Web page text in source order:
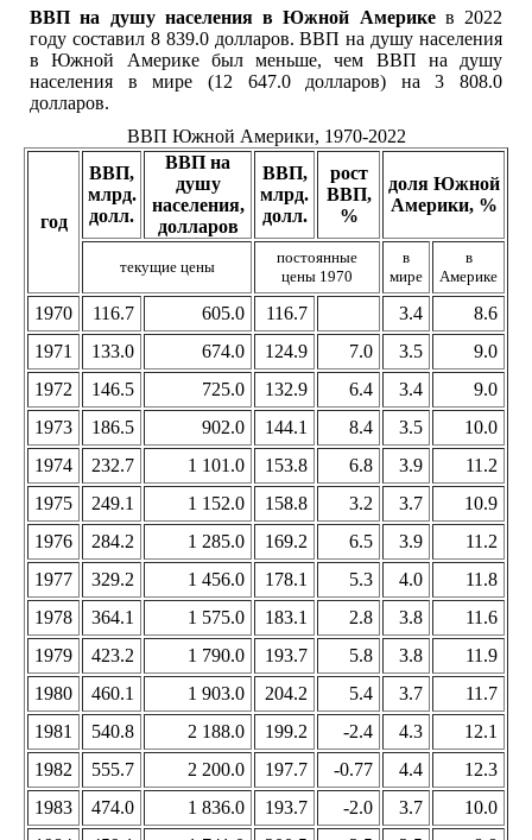
ВВП на душу населения в Южной Америкев 2022
году составил 8 839.0 долларов. ВВП на душу населения
в Южной Америке был меньше, чем ВВП на душу
населения в мире (12 647.0 долларов) на 3 808.0
долларов.
ВВП Южной Америки, 1970-2022
год
ВВП,
млрд.
долл.
ВВП на
душу
населения,
долларов
ВВП,
млрд.
долл.
рост
ВВП,
%
доля Южной
Америки, %
текущие цены
постоянные
цены 1970
в
мире
в
Америке
1970 116.7 605.0 116.7 3.4
8.6
1971
133.0 674.0 124.9 7.0 3.5
9.0
1972
146.5 725.0 132.9 6.4 3.4
9.0
1973
186.5 902.0 144.1 8.4 3.5
10.0
1974
232.7 1 101.0 153.8 6.8 3.9
11.2
1975
249.1 1 152.0 158.8 3.2 3.7
10.9
1976
284.2 1 285.0 169.2 6.5 3.9
11.2
1977
329.2 1 456.0 178.1 5.3 4.0
11.8
1978
364.1 1 575.0 183.1 2.8 3.8
11.6
1979
423.2 1 790.0 193.7 5.8 3.8
11.9
1980
460.1 1 903.0 204.2 5.4 3.7
11.7
1981
540.8 2 188.0 199.2 -2.4 4.3
12.1
1982
555.7 2 200.0 197.7 -0.77 4.4
12.3
1983
474.0 1 836.0 193.7 -2.0 3.7
10.0